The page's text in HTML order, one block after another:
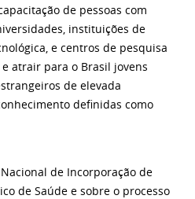
de pessoas com
instituições de
e centros de pesquisa
atrair para o Brasil jovens
de elevada
definidas como
de Incorporação de
de Saúde e sobre o processo